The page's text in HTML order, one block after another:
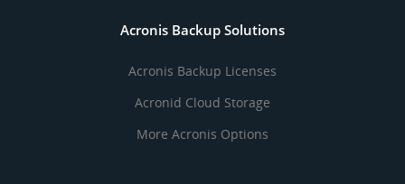
Acronis Backup Solutions
Acronis Backup Licenses
Acronid Cloud Storage
More Acronis Options